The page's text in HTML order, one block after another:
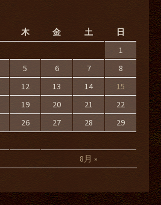
木 金 土 日
8月 »
1
5 6 7
8
12 13 14
15
19 20 21
22
26 27 28
29